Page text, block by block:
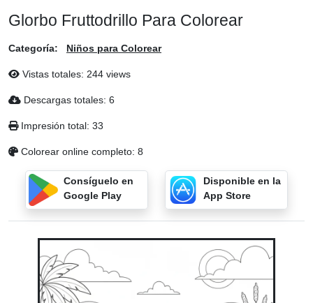
Glorbo Fruttodrillo Para Colorear
Categoría: Niños para Colorear
Vistas totales: 244 views
Descargas totales: 6
Impresión total: 33
Colorear online completo: 8
Consíguelo en
Google Play
Disponible en la
App Store